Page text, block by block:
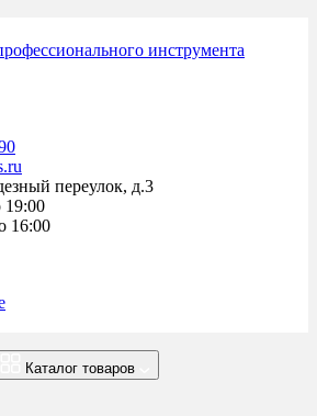
переулок, д.3
16:00
Каталог товаров